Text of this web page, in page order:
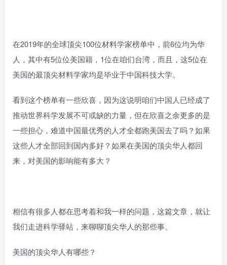
在2019年的全球顶尖100位材料学家榜单中，前6位均为华
人，其中有5位位美国籍，1位在咱们台湾，而且，这5位在
美国的最顶尖材料学家均是毕业于中国科技大学。
看到这个榜单有一些欣喜，因为这说明咱们中国人已经成了
推动世界科学发展不可或缺的力量，但在欣喜之余更多的是
一些担心，难道中国最优秀的人才全都跑美国去了吗？如果
这些人才全部回到国内多好？如果在美国的顶尖华人都回
来，对美国的影响能有多大？
相信有很多人都在思考着和我一样的问题，这篇文章，就让
我们走进科学驿站，来聊聊顶尖华人的那些事。
美国的顶尖华人有哪些？